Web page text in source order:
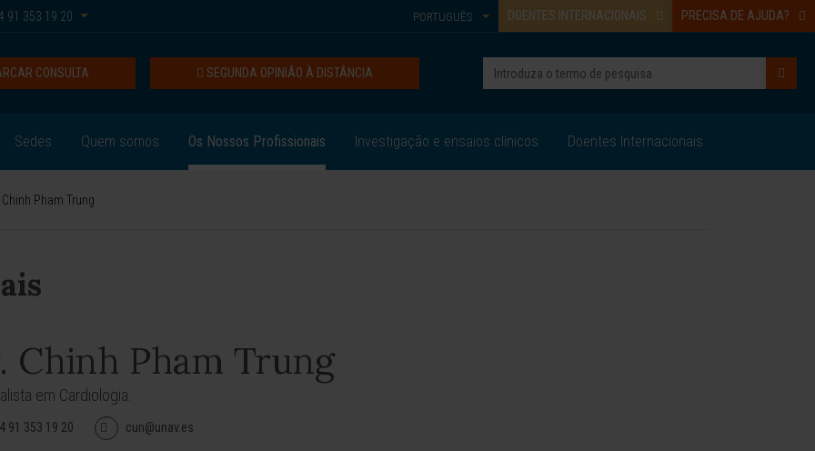
91 353 19 20 DOENTES INTERNACIONAIS PRECISA DE AJUDA?
PORTUGUÊS
SEGUNDA OPINIÃO À DISTÂNCIA
CONSULTA
Sedes Quem somos Os Nossos Profissionais Investigação e ensaios clínicos Doentes Internacionais
Chinh Pham Trung
Chinh Pham Trung
em Cardiologia.
91 353 19 20 cun@unav.es